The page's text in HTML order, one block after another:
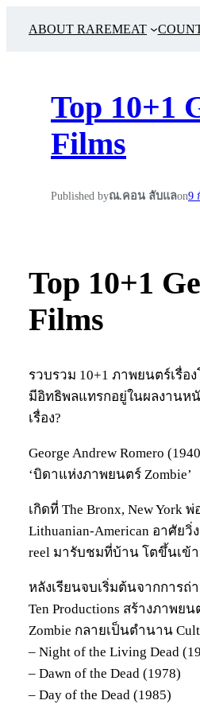
ABOUT RAREMEAT
Top 10+1
Films
Published byณ.คอน ลับแลon9
Top 10+1
Films
รวบรวม 10+1 ภาพยนตร์เรื่อ
มีอิทธิพลแทรกอยู่ในผลงานห
เรื่อง?
George Andrew Romero
‘บิดาแห่งภาพยนตร์ Zombie’
เกิดที่ The Bronx, New York
Lithuanian-American อาศัย
reel มารับชมที่บ้าน โตขึ้นเข้า
หลังเรียนจบเริ่มต้นจากการ
Ten Productions สร้างภาพย
Zombie กลายเป็นตำนาน
– Night of the Living Dead
– Dawn of the Dead (1978)
– Day of the Dead (1985)